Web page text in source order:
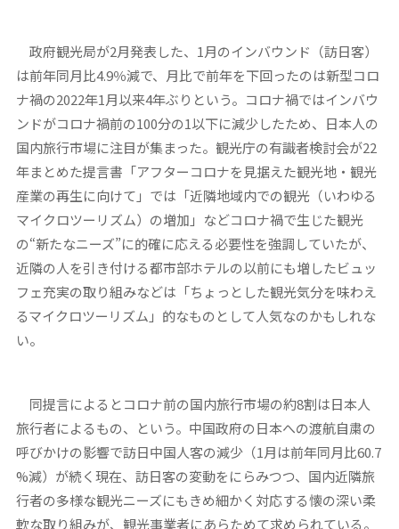
政府観光局が2月発表した、1月のインバウンド（訪日客）
は前年同月比4.9％減で、月比で前年を下回ったのは新型コロ
ナ禍の2022年1月以来4年ぶりという。コロナ禍ではインバウ
ンドがコロナ禍前の100分の1以下に減少したため、日本人の
国内旅行市場に注目が集まった。観光庁の有識者検討会が22
年まとめた提言書「アフターコロナを見据えた観光地・観光
産業の再生に向けて」では「近隣地域内での観光（いわゆる
マイクロツーリズム）の増加」などコロナ禍で生じた観光
の“新たなニーズ”に的確に応える必要性を強調していたが、
近隣の人を引き付ける都市部ホテルの以前にも増したビュッ
フェ充実の取り組みなどは「ちょっとした観光気分を味わえ
るマイクロツーリズム」的なものとして人気なのかもしれな
い。
同提言によるとコロナ前の国内旅行市場の約8割は日本人
旅行者によるもの、という。中国政府の日本への渡航自粛の
呼びかけの影響で訪日中国人客の減少（1月は前年同月比60.7
%減）が続く現在、訪日客の変動をにらみつつ、国内近隣旅
行者の多様な観光ニーズにもきめ細かく対応する懐の深い柔
軟な取り組みが、観光事業者にあらためて求められている。